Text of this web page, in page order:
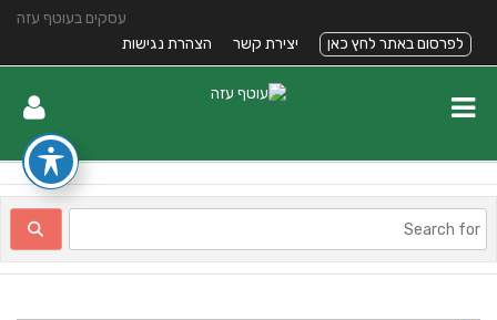
עסקים בעוטף עזה
לפרסום באתר לחץ כאן
יצירת קשר הצהרת נגישות